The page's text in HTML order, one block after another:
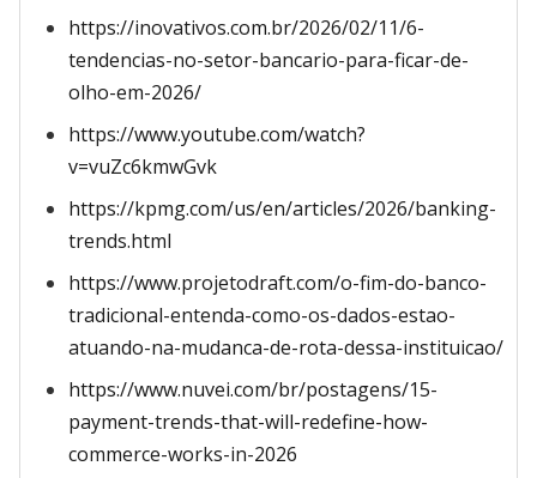
https://inovativos.com.br/2026/02/11/6-
tendencias-no-setor-bancario-para-ficar-de-
olho-em-2026/
https://www.youtube.com/watch?
v=vuZc6kmwGvk
https://kpmg.com/us/en/articles/2026/banking-
trends.html
https://www.projetodraft.com/o-fim-do-banco-
tradicional-entenda-como-os-dados-estao-
atuando-na-mudanca-de-rota-dessa-instituicao/
https://www.nuvei.com/br/postagens/15-
payment-trends-that-will-redefine-how-
commerce-works-in-2026